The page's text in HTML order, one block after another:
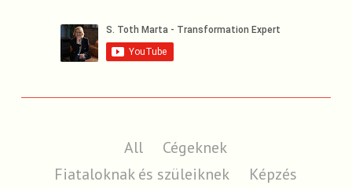
All
Cégeknek
Fiataloknak és szüleiknek
Képzés